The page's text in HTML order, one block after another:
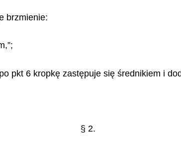
brzmienie:
pkt 6 kropkę zastępuje się średnikiem i
§ 2.